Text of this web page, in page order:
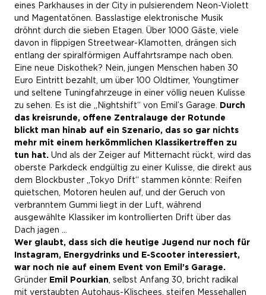
eines Parkhauses in der City in pulsierendem Neon-Violett
und Magentatönen. Basslastige elektronische Musik
dröhnt durch die sieben Etagen. Über 1000 Gäste, viele
davon in flippigen Streetwear-Klamotten, drängen sich
entlang der spiralförmigen Auffahrtsrampe nach oben.
Eine neue Diskothek? Nein, jungen Menschen haben 30
Euro Eintritt bezahlt, um über 100 Oldtimer, Youngtimer
und seltene Tuningfahrzeuge in einer völlig neuen Kulisse
zu sehen. Es ist die „Nightshift“ von Emil’s Garage. Durch
das kreisrunde, offene Zentralauge der Rotunde
blickt man hinab auf ein Szenario, das so gar nichts
mehr mit einem herkömmlichen Klassikertreffen zu
tun hat. Und als der Zeiger auf Mitternacht rückt, wird das
oberste Parkdeck endgültig zu einer Kulisse, die direkt aus
dem Blockbuster „Tokyo Drift“ stammen könnte: Reifen
quietschen, Motoren heulen auf, und der Geruch von
verbranntem Gummi liegt in der Luft, während
ausgewählte Klassiker im kontrollierten Drift über das
Dach jagen …
Wer glaubt, dass sich die heutige Jugend nur noch für
Instagram, Energydrinks und E-Scooter interessiert,
war noch nie auf einem Event von Emil’s Garage.
Gründer Emil Pourkian , selbst Anfang 30, bricht radikal
mit verstaubten Autohaus-Klischees, steifen Messehallen